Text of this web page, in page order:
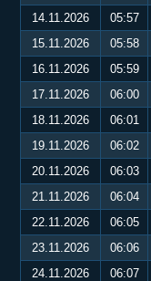
14.11.2026
05:57
15.11.2026
05:58
16.11.2026
05:59
17.11.2026
06:00
18.11.2026
06:01
19.11.2026
06:02
20.11.2026
06:03
21.11.2026
06:04
22.11.2026
06:05
23.11.2026
06:06
24.11.2026
06:07